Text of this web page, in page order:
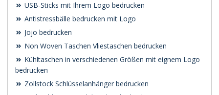
USB-Sticks mit Ihrem Logo bedrucken
Antistressbälle bedrucken mit Logo
Jojo bedrucken
Non Woven Taschen Vliestaschen bedrucken
Kühltaschen in verschiedenen Größen mit eignem Logo
bedrucken
Zollstock Schlüsselanhänger bedrucken